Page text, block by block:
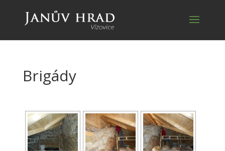
Brigády